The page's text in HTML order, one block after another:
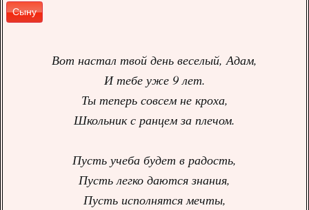
Сыну
Вот настал твой день веселый, Адам,
И тебе уже 9 лет.
Ты теперь совсем не кроха,
Школьник с ранцем за плечом.
Пусть учеба будет в радость,
Пусть легко даются знания,
Пусть исполнятся мечты,